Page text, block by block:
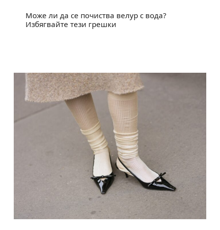
Може ли да се почиства велур с вода?
Избягвайте тези грешки